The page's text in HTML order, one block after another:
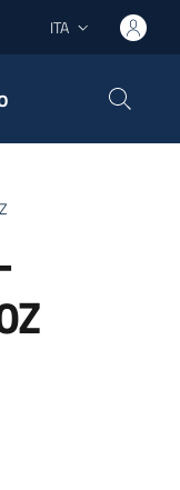
Lingua attiva:
ITA